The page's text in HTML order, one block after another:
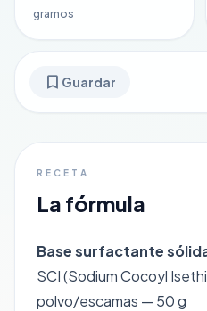
gramos
bookmark Guardar
RECETA
La fórmula
Base surfactante
SCI (Sodium Cocoyl
polvo/escamas — 50 g